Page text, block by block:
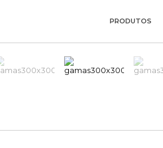
PRODUTOS